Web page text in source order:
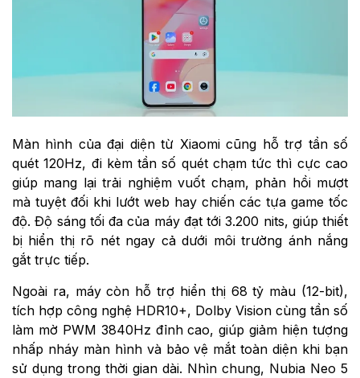
Màn hình của đại diện từ Xiaomi cũng hỗ trợ tần số
quét 120Hz, đi kèm tần số quét chạm tức thì cực cao
giúp mang lại trải nghiệm vuốt chạm, phản hồi mượt
mà tuyệt đối khi lướt web hay chiến các tựa game tốc
độ. Độ sáng tối đa của máy đạt tới 3.200 nits, giúp thiết
bị hiển thị rõ nét ngay cả dưới môi trường ánh nắng
gắt trực tiếp.
Ngoài ra, máy còn hỗ trợ hiển thị 68 tỷ màu (12-bit),
tích hợp công nghệ HDR10+, Dolby Vision cùng tần số
làm mờ PWM 3840Hz đỉnh cao, giúp giảm hiện tượng
nhấp nháy màn hình và bảo vệ mắt toàn diện khi bạn
sử dụng trong thời gian dài. Nhìn chung, Nubia Neo 5